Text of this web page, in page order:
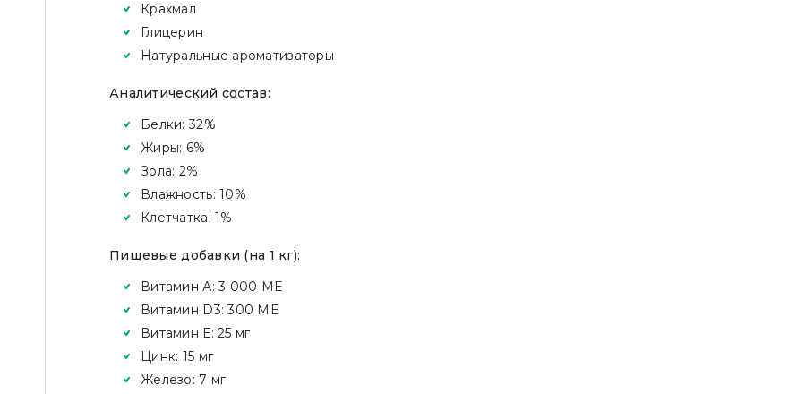
Крахмал
Глицерин
Натуральные ароматизаторы
Аналитический состав:
Белки: 32%
Жиры: 6%
Зола: 2%
Влажность: 10%
Клетчатка: 1%
Пищевые добавки (на 1 кг):
Витамин А: 3 000 МЕ
Витамин D3: 300 МЕ
Витамин Е: 25 мг
Цинк: 15 мг
Железо: 7 мг